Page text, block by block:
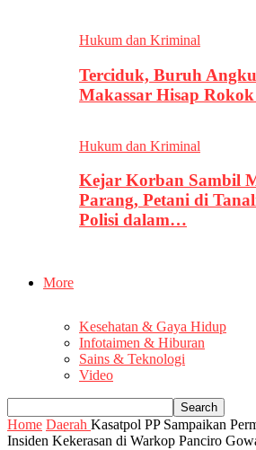
Hukum dan Kriminal
Terciduk, Buruh
Makassar Hisap
Hukum dan Kriminal
Kejar Korban Sambil
Parang, Petani di
Polisi dalam…
More
Kesehatan & Gaya Hidup
Infotaimen & Hiburan
Sains & Teknologi
Video
Home Daerah Kasatpol PP Sampaikan
Insiden Kekerasan di Warkop Panciro